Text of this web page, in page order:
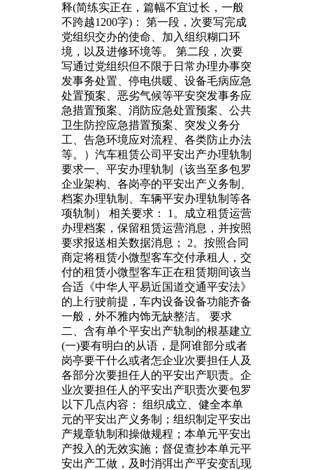
释(简练实正在，篇幅不宜过长，一般
不跨越1200字)： 第一段，次要写完成
党组织交办的使命、加入组织糊口环
境，以及进修环境等。 第二段，次要
写通过党组织但不限于日常办理办事突
发事务处置、停电供暖、设备毛病应急
处置预案、恶劣气候等平安突发事务应
急措置预案、消防应急处置预案、公共
卫生防控应急措置预案、突发义务分
工、告急环境应对流程、各类防止办法
等。）汽车租赁公司平安出产办理轨制
要求一、平安办理轨制（该当至多包罗
企业架构、各岗亭的平安出产义务制、
档案办理轨制、车辆平安办理轨制等各
项轨制） 相关要求： 1。成立租赁运营
办理档案，保留租赁运营消息，并按照
要求报送相关数据消息； 2。按照合同
商定将租赁小微型客车交付承租人，交
付的租赁小微型客车正在租赁期间该当
合适《中华人平易近国道交通平安法》
的上行驶前提，车内设备设备功能齐备
一般，外不雅内饰无缺整洁。 要求
二、含有单个平安出产轨制的根基建立
(一)要有明白的从语，是阿谁部分或者
岗亭要干什么或者怎企业次要担任人及
各部分次要担任人的平安出产职责。企
业次要担任人的平安出产职责次要包罗
以下几点内容： 组织成立、健全本单
元的平安出产义务制；组织制定平安出
产规章轨制和操做规程；本单元平安出
产投入的无效实施；督促查抄本单元平
安出产工做，及时消弭出产平安变乱现